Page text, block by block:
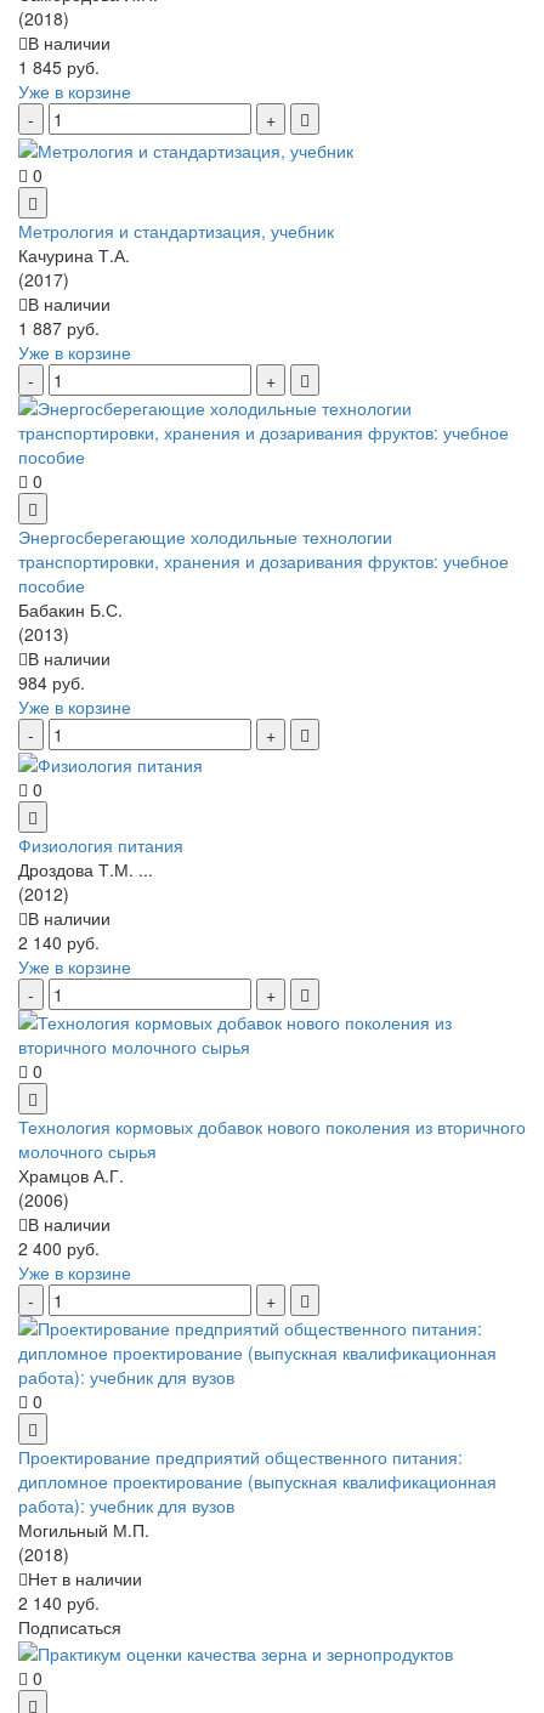
(2018)
В наличии
1 845 руб.
Уже в корзине
0
Метрология и стандартизация, учебник
Качурина Т.А.
(2017)
В наличии
1 887 руб.
Уже в корзине
0
Энергосберегающие холодильные технологии
транспортировки, хранения и дозаривания фруктов: учебное
пособие
Бабакин Б.С.
(2013)
В наличии
984 руб.
Уже в корзине
0
Физиология питания
Дроздова Т.М. ...
(2012)
В наличии
2 140 руб.
Уже в корзине
0
Технология кормовых добавок нового поколения из вторичного
молочного сырья
Храмцов А.Г.
(2006)
В наличии
2 400 руб.
Уже в корзине
0
Проектирование предприятий общественного питания:
дипломное проектирование (выпускная квалификационная
работа): учебник для вузов
Могильный М.П.
(2018)
Нет в наличии
2 140 руб.
Подписаться
0